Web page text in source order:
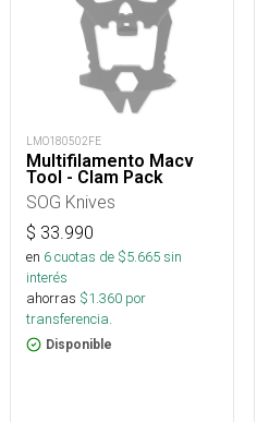
LMO180502FE
Multifilamento Macv
Tool - Clam Pack
SOG Knives
$ 33.990
en 6cuotas de $5.665sin
interés
ahorras $1.360 por
transferencia.
Disponible